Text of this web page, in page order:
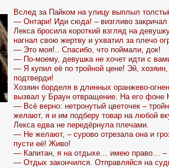
Вслед за Пайком на улицу выплыл
— Онтари! Иди сюда! – визгливо
Лекса бросила короткий взгляд на
нагнал свою жертву и ухватил за плечо
— Это моя!.. Спасибо, что поймали, док!
— По-моему, девушка не хочет идти с
— Я купил её по тройной цене! Эй,
подтверди!
Хозяин борделя в длинных оранжево-
вызвал у Браун отвращение. На его фоне
— Всё верно: нетронутый цветочек –
желают, я и им подберу товар на любой
Лекса едва не передёрнула плечами.
— Не желают, – сурово отрезала она и
пусти её! Живо!
— Капитан, я на отдыхе… имею право… –
— Отдых закончился. Отправляйся на